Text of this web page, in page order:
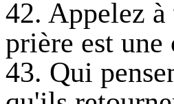
42. Appelez
prière est une
43. Qui